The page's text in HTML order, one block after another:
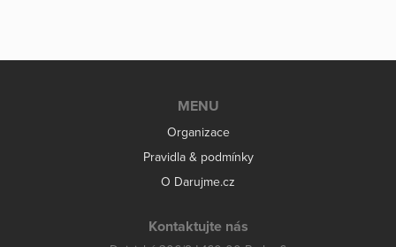
MENU
Organizace
Pravidla & podmínky
O Darujme.cz
Kontaktujte nás